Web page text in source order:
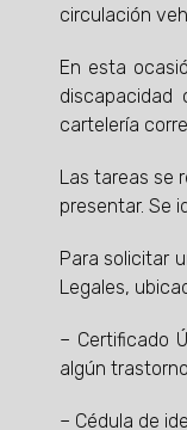
circulación
En esta
discapacidad
cartelería
Las tareas se
presentar. Se
Para solicitar
Legales,
– Certificado
algún
– Cédula de